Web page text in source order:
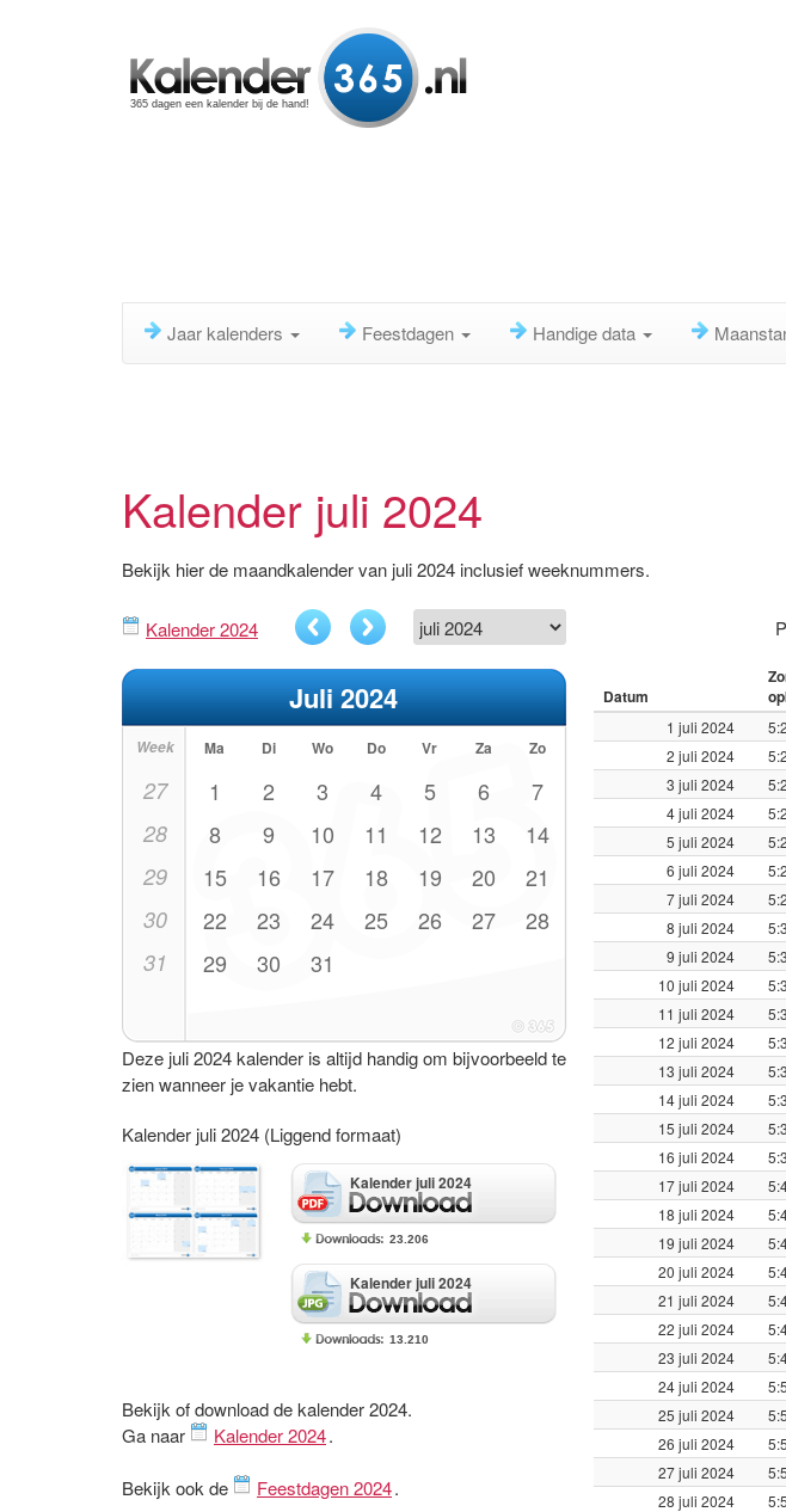
365 dagen een kalender bij de hand!
Jaar kalenders Feestdagen Handige data
Kalender juli 2024
Bekijk hier de maandkalender van juli 2024 inclusief weeknummers.
Kalender 2024
Juli 2024
Week Ma Di Wo Do Vr Za Zo
27 1 2 3 4 5 6 7
28 8 9 10 11 12 13 14
29 15 16 17 18 19 20 21
30 22 23 24 25 26 27 28
31 29 30 31
Deze juli 2024 kalender is altijd handig om bijvoorbeeld te
zien wanneer je vakantie hebt.
Kalender juli 2024 (Liggend formaat)
Kalender juli 2024
23.206
Kalender juli 2024
13.210
Bekijk of download de kalender 2024.
Ga naar
Kalender 2024.
Bekijk ook de Feestdagen 2024.
Datum
1 juli 2024
2 juli 2024
3 juli 2024
4 juli 2024
5 juli 2024
6 juli 2024
7 juli 2024
8 juli 2024
9 juli 2024
10 juli 2024
11 juli 2024
12 juli 2024
13 juli 2024
14 juli 2024
15 juli 2024
16 juli 2024
17 juli 2024
18 juli 2024
19 juli 2024
20 juli 2024
21 juli 2024
22 juli 2024
23 juli 2024
24 juli 2024
25 juli 2024
26 juli 2024
27 juli 2024
28 juli 2024